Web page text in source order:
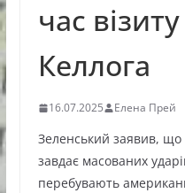
час
Келлога
16.07.2025 Елена Прей
Зеленський заявив, що
завдає масованих
перебувають